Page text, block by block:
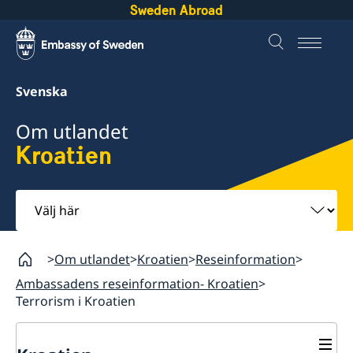
Sweden Abroad
Svenska
Om utlandet
Kroatien
Välj
här
Om utlandet Kroatien Reseinformation
Ambassadens reseinformation- Kroatien
Terrorism i Kroatien